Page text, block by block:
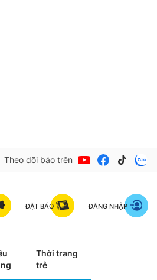
Theo dõi báo trên
ĐẶT BÁO ĐĂNG NHẬP
Thời trang
trẻ